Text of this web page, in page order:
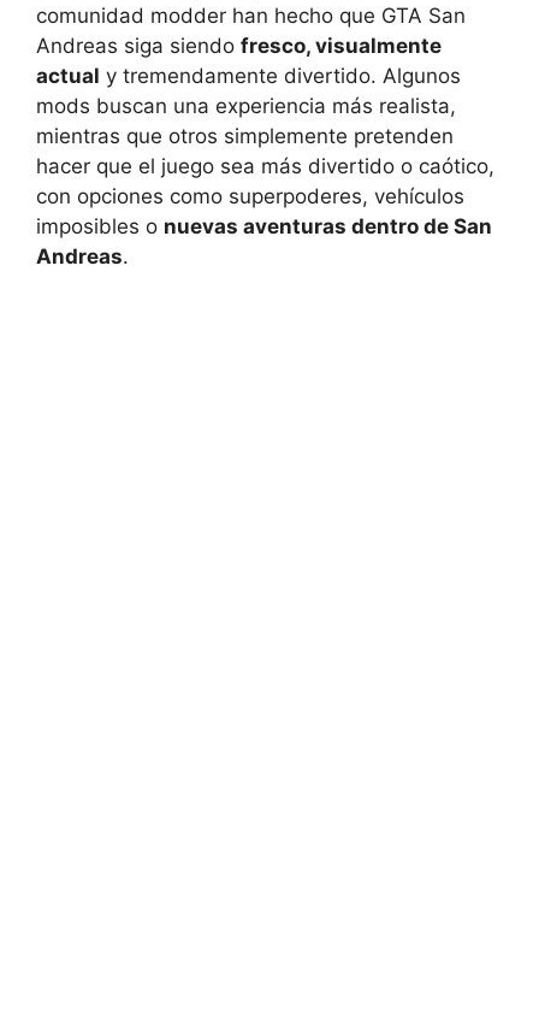
comunidad modder han hecho que GTA San
Andreas siga siendo fresco, visualmente
actual y tremendamente divertido. Algunos
mods buscan una experiencia más realista,
mientras que otros simplemente pretenden
hacer que el juego sea más divertido o caótico,
con opciones como superpoderes, vehículos
imposibles o nuevas aventuras dentro de San
Andreas.